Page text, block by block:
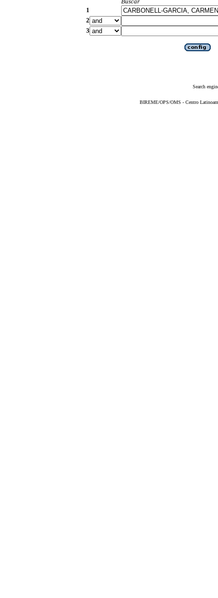
1
2
3
Search
BIREME/OPS/OMS - Centro